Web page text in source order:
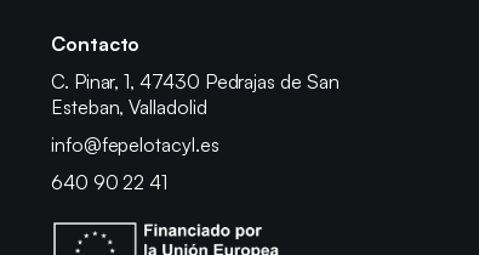
Contacto
C. Pinar, 1, 47430 Pedrajas de San
Esteban, Valladolid
info@fepelotacyl.es
640 90 22 41